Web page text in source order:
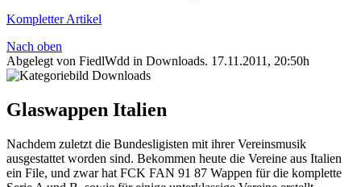
Kompletter Artikel
Nach oben
Abgelegt von FiedlWdd in Downloads. 17.11.2011, 20:50h
Glaswappen Italien
Nachdem zuletzt die Bundesligisten mit ihrer Vereinsmusik
ausgestattet worden sind. Bekommen heute die Vereine aus Italien
ein File, und zwar hat FCK FAN 91 87 Wappen für die komplette